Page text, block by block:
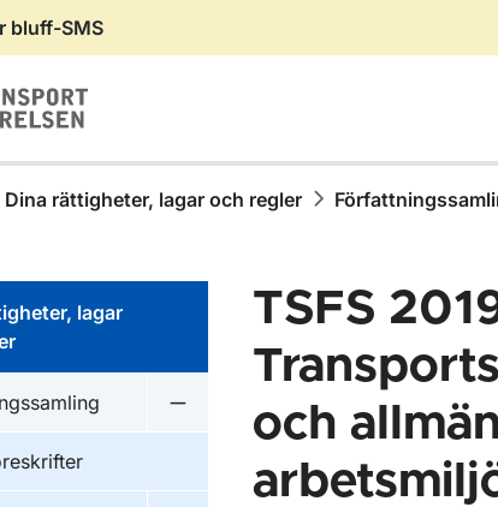
bluff-SMS
Dina rättigheter, lagar och regler
lagar
Undermeny för Författningssamling
TSFS
och